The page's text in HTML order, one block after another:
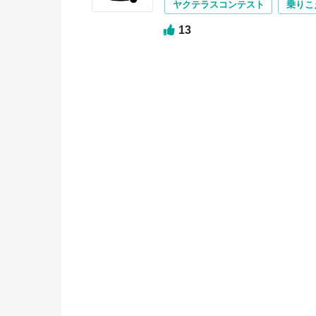
ヤクテラスコンテスト 乗りこ
13